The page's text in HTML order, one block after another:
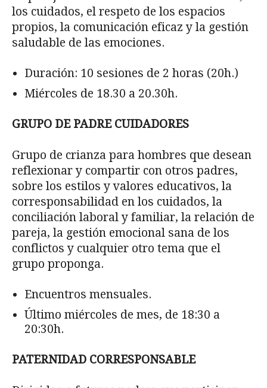
los cuidados, el respeto de los espacios
propios, la comunicación eficaz y la gestión
saludable de las emociones.
Duración: 10 sesiones de 2 horas (20h.)
Miércoles de 18.30 a 20.30h.
GRUPO DE PADRE CUIDADORES
Grupo de crianza para hombres que desean
reflexionar y compartir con otros padres,
sobre los estilos y valores educativos, la
corresponsabilidad en los cuidados, la
conciliación laboral y familiar, la relación de
pareja, la gestión emocional sana de los
conflictos y cualquier otro tema que el
grupo proponga.
Encuentros mensuales.
Último miércoles de mes, de 18:30 a
20:30h.
PATERNIDAD CORRESPONSABLE